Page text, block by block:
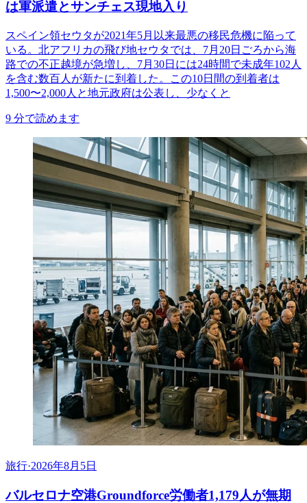
は軍派遣とサンチェス現地入り
スペイン領セウタが2021年5月以来最悪の移民危機に陥って
いる。北アフリカの飛び地セウタでは、7月20日ごろから海
路での不正越境が急増し、7月30日には24時間で未成年102人
を含む数百人が新たに到着した。この10日間の到着者は
1,500〜2,000人と地元政府は公表し、少なくと
9 分で読めます
旅行·2026年8月5日
バルセロナ空港Groundforce労働者1,179人が無期